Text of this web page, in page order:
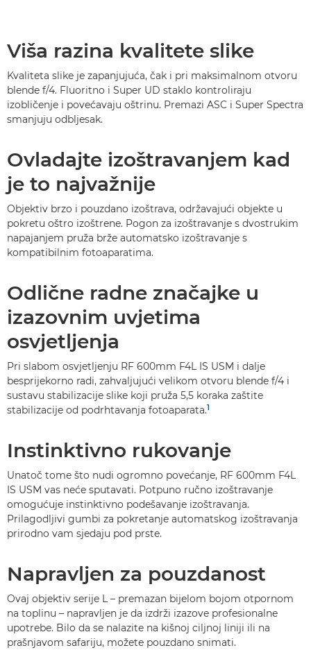
Viša razina kvalitete slike
Kvaliteta slike je zapanjujuća, čak i pri maksimalnom otvoru
blende f/4. Fluoritno i Super UD staklo kontroliraju
izobličenje i povećavaju oštrinu. Premazi ASC i Super Spectra
smanjuju odbljesak.
Ovladajte izoštravanjem kad
je to najvažnije
Objektiv brzo i pouzdano izoštrava, održavajući objekte u
pokretu oštro izoštrene. Pogon za izoštravanje s dvostrukim
napajanjem pruža brže automatsko izoštravanje s
kompatibilnim fotoaparatima.
Odlične radne značajke u
izazovnim uvjetima
osvjetljenja
Pri slabom osvjetljenju RF 600mm F4L IS USM i dalje
besprijekorno radi, zahvaljujući velikom otvoru blende f/4 i
sustavu stabilizacije slike koji pruža 5,5 koraka zaštite
stabilizacije od podrhtavanja fotoaparata.1
Instinktivno rukovanje
Unatoč tome što nudi ogromno povećanje, RF 600mm F4L
IS USM vas neće sputavati. Potpuno ručno izoštravanje
omogućuje instinktivno podešavanje izoštravanja.
Prilagodljivi gumbi za pokretanje automatskog izoštravanja
prirodno vam sjedaju pod prste.
Napravljen za pouzdanost
Ovaj objektiv serije L – premazan bijelom bojom otpornom
na toplinu – napravljen je da izdrži izazove profesionalne
upotrebe. Bilo da se nalazite na kišnoj ciljnoj liniji ili na
prašnjavom safariju, možete pouzdano snimati.